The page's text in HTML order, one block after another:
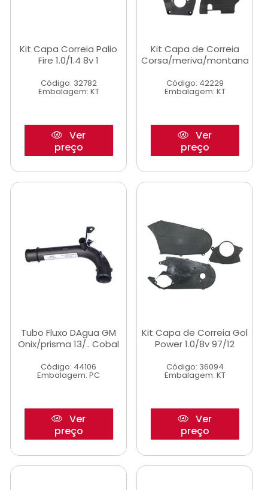
Kit Capa Correia Palio
Fire 1.0/1.4 8v 1
Código: 32782
Embalagem: KT
Ver
preço
Kit Capa de Correia
Corsa/meriva/montana
Código: 42229
Embalagem: KT
Ver
preço
Tubo Fluxo DAgua GM
Onix/prisma 13/.. Cobal
Código: 44106
Embalagem: PC
Ver
preço
Kit Capa de Correia Gol
Power 1.0/8v 97/12
Código: 36094
Embalagem: KT
Ver
preço